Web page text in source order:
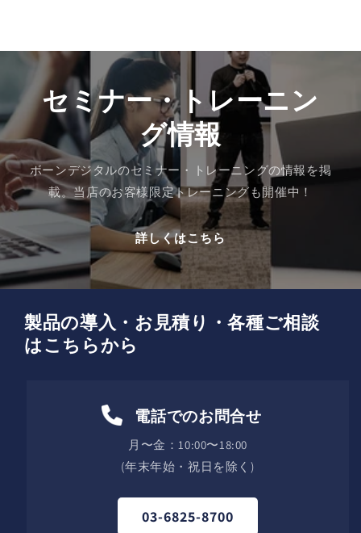
セミナー・トレーニン
グ情報
ボーンデジタルのセミナー・トレーニングの情報を掲
載。当店のお客様限定トレーニングも開催中！
詳しくはこちら
製品の導入・お見積り・各種ご相談
はこちらから
電話でのお問合せ
月〜金：10:00〜18:00
(年末年始・祝日を除く)
03-6825-8700